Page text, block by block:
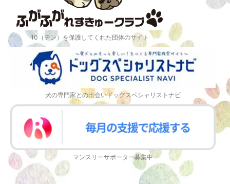
10（テン）を保護してくれた団体のサイト
犬の専門家との出会いドッグスペシャリストナビ
マンスリーサポーター募集中